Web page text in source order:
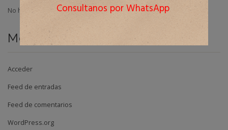
No hay categorías
Meta
Acceder
Feed de entradas
Feed de comentarios
WordPress.org
Consultanos por WhatsApp